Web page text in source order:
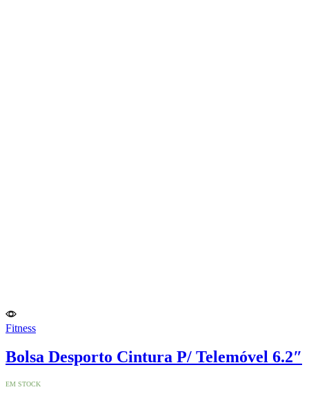
Fitness
Bolsa Desporto Cintura P/ Telemóvel 6.2″
EM STOCK